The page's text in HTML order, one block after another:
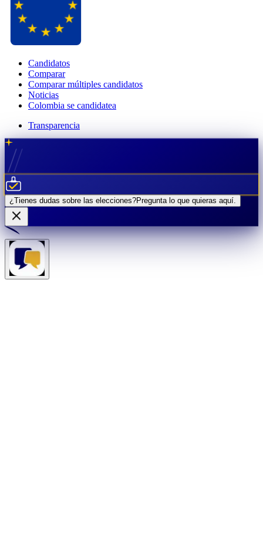
Candidatos
Comparar
Comparar múltiples candidatos
Noticias
Colombia se candidatea
Transparencia
¿Tienes dudas sobre las elecciones?Pregunta lo que quieras aquí.